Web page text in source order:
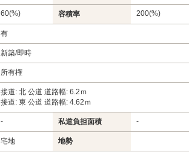
60(%) 容積率 200(%)
有
新築/即時
所有権
接道: 北 公道 道路幅: 6.2ｍ
接道: 東 公道 道路幅: 4.62ｍ
- 私道負担面積 -
宅地 地勢